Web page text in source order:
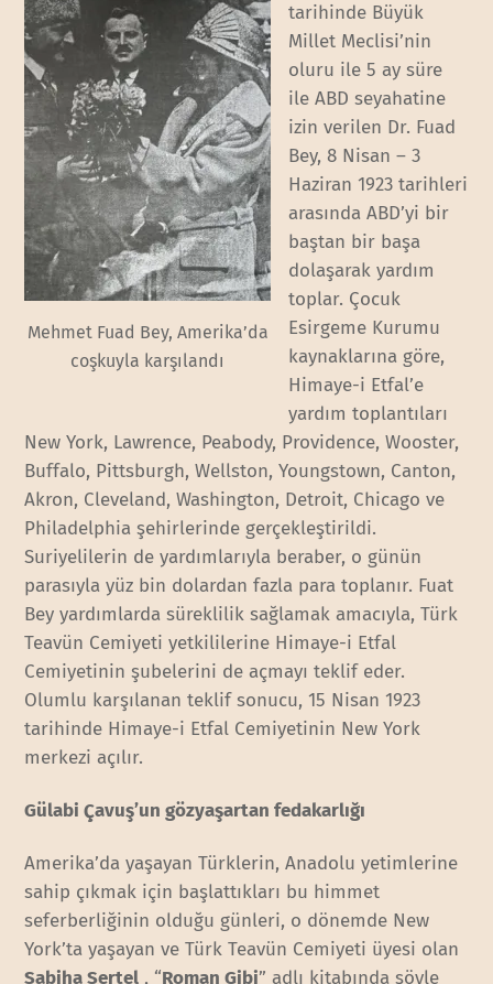
Mehmet Fuad Bey, Amerika’da
coşkuyla karşılandı
tarihinde Büyük
Millet Meclisi’nin
oluru ile 5 ay süre
ile ABD seyahatine
izin verilen Dr. Fuad
Bey, 8 Nisan – 3
Haziran 1923 tarihleri
arasında ABD’yi bir
baştan bir başa
dolaşarak yardım
toplar. Çocuk
Esirgeme Kurumu
kaynaklarına göre,
Himaye-i Etfal’e
yardım toplantıları
New York, Lawrence, Peabody, Providence, Wooster,
Buffalo, Pittsburgh, Wellston, Youngstown, Canton,
Akron, Cleveland, Washington, Detroit, Chicago ve
Philadelphia şehirlerinde gerçekleştirildi.
Suriyelilerin de yardımlarıyla beraber, o günün
parasıyla yüz bin dolardan fazla para toplanır. Fuat
Bey yardımlarda süreklilik sağlamak amacıyla, Türk
Teavün Cemiyeti yetkililerine Himaye-i Etfal
Cemiyetinin şubelerini de açmayı teklif eder.
Olumlu karşılanan teklif sonucu, 15 Nisan 1923
tarihinde Himaye-i Etfal Cemiyetinin New York
merkezi açılır.
Gülabi Çavuş’un gözyaşartan fedakarlığı
Amerika’da yaşayan Türklerin, Anadolu yetimlerine
sahip çıkmak için başlattıkları bu himmet
seferberliğinin olduğu günleri, o dönemde New
York’ta yaşayan ve Türk Teavün Cemiyeti üyesi olan
Sabiha Sertel , “Roman Gibi” adlı kitabında şöyle